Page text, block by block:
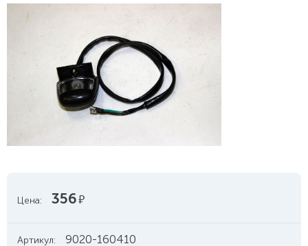
Цена: 356руб.
Артикул: 9020-160410